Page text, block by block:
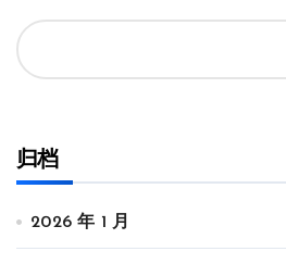
归档
2026 年 1 月